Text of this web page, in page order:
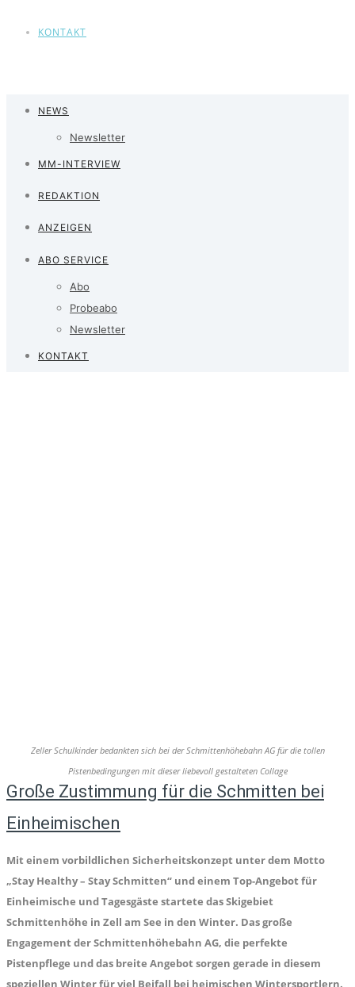
KONTAKT
NEWS
Newsletter
MM-INTERVIEW
REDAKTION
ANZEIGEN
ABO SERVICE
Abo
Probeabo
Newsletter
KONTAKT
Zeller Schulkinder bedankten sich bei der Schmittenhöhebahn AG für die tollen
Pistenbedingungen mit dieser liebevoll gestalteten Collage
Große Zustimmung für die Schmitten bei
Einheimischen
Mit einem vorbildlichen Sicherheitskonzept unter dem Motto
„Stay Healthy – Stay Schmitten“ und einem Top-Angebot für
Einheimische und Tagesgäste startete das Skigebiet
Schmittenhöhe in Zell am See in den Winter. Das große
Engagement der Schmittenhöhebahn AG, die perfekte
Pistenpflege und das breite Angebot sorgen gerade in diesem
speziellen Winter für viel Beifall bei heimischen Wintersportlern.